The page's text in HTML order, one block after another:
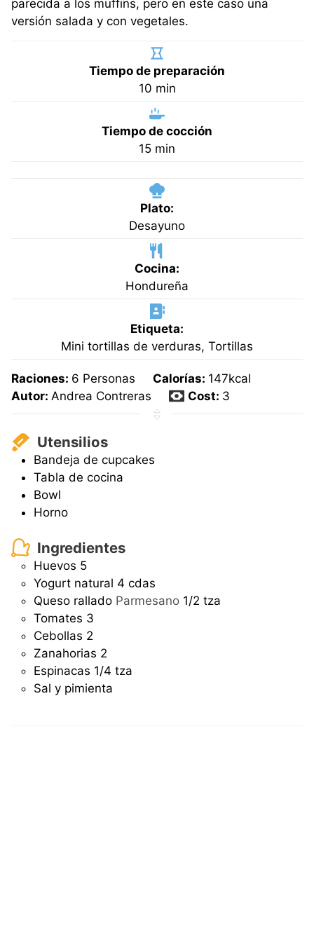
parecida a los muffins, pero en este caso una
versión salada y con vegetales.
Tiempo de preparación
10minutos
min
Tiempo de cocción
15minutos
min
Plato:
Desayuno
Cocina:
Hondureña
Etiqueta:
Mini tortillas de verduras, Tortillas
Raciones: 6 Personas Calorías: 147kcal
Autor: Andrea Contreras Cost: 3
Utensilios
Bandeja de cupcakes
Tabla de cocina
Bowl
Horno
Ingredientes
Huevos 5
Yogurt natural 4 cdas
Queso rallado Parmesano 1/2 tza
Tomates 3
Cebollas 2
Zanahorias 2
Espinacas 1/4 tza
Sal y pimienta